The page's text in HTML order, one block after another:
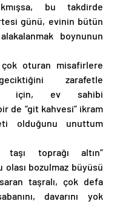
bu takdirde
günü, evinin bütün
boynunun
çok oturan misafirlere
zarafetle
için, ev sahibi
de “git kahvesi” ikram
olduğunu unuttum
taşı toprağı altın”
olası bozulmaz büyüsü
taşralı, çok defa
davarını yok